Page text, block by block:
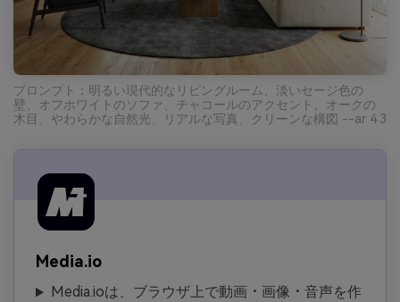
プロンプト：明るい現代的なリビングルーム、淡いセージ色の
壁、オフホワイトのソファ、チャコールのアクセント、オークの
木目、やわらかな自然光、リアルな写真、クリーンな構図 --ar 4:3
Media.io
Media.ioは、ブラウザ上で動画・画像・音声を作